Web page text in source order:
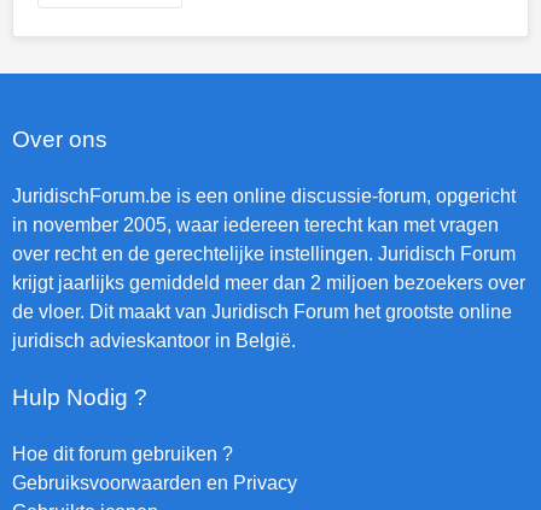
Over ons
JuridischForum.be is een online discussie-forum, opgericht
in november 2005, waar iedereen terecht kan met vragen
over recht en de gerechtelijke instellingen. Juridisch Forum
krijgt jaarlijks gemiddeld meer dan 2 miljoen bezoekers over
de vloer. Dit maakt van Juridisch Forum het grootste online
juridisch advieskantoor in België.
Hulp Nodig ?
Hoe dit forum gebruiken ?
Gebruiksvoorwaarden en Privacy